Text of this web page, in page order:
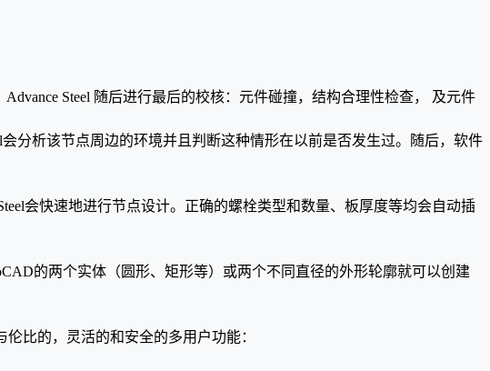
Steel 随后进行最后的校核：元件碰撞，结构合理性检查， 及元件
分析该节点周边的环境并且判断这种情形在以前是否发生过。随后，软件
会快速地进行节点设计。正确的螺栓类型和数量、板厚度等均会自动插
的两个实体（圆形、矩形等）或两个不同直径的外形轮廓就可以创建
伦比的，灵活的和安全的多用户功能：